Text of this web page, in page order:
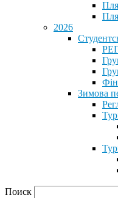
2026
⁨Зимова
Поиск